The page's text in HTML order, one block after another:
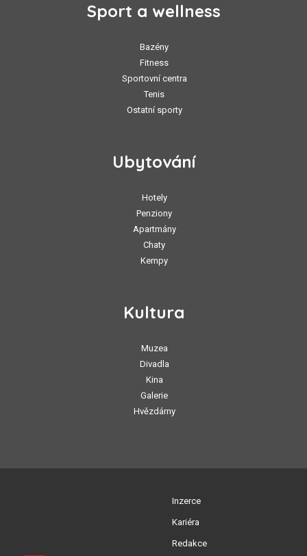
Sport a wellness
Bazény
Fitness
Sportovní centra
Tenis
Ostatní sporty
Ubytování
Hotely
Penziony
Apartmány
Chaty
Kempy
Kultura
Muzea
Divadla
Kina
Galerie
Hvězdárny
Inzerce
Kariéra
Redakce